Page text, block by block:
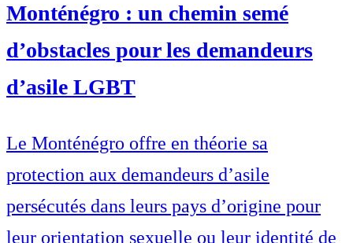
Monténégro : un chemin semé
d’obstacles pour les demandeurs
d’asile LGBT
Le Monténégro offre en théorie sa
protection aux demandeurs d’asile
persécutés dans leurs pays d’origine pour
leur orientation sexuelle ou leur identité de